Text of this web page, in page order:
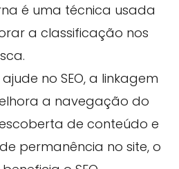
é uma técnica usada
a classificação nos
no SEO, a linkagem
a navegação do
de conteúdo e
permanência no site, o